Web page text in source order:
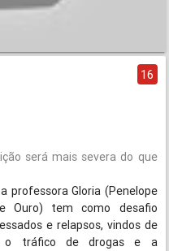
16
será mais severa do que
professora Gloria (Penelope
Ouro) tem como desafio
e relapsos, vindos de
o tráfico de drogas e a